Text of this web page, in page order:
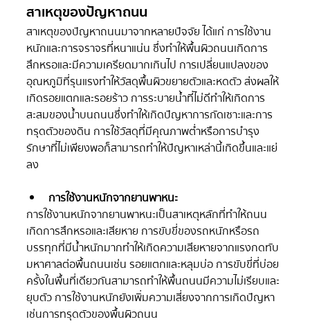
สาเหตุของปัญหาถนน
สาเหตุของปัญหาถนนมาจากหลายปัจจัย ได้แก่ การใช้งาน
หนักและการจราจรที่หนาแน่น ซึ่งทำให้พื้นผิวถนนเกิดการ
สึกหรอและมีความเครียดมากเกินไป การเปลี่ยนแปลงของ
อุณหภูมิที่รุนแรงทำให้วัสดุพื้นผิวขยายตัวและหดตัว ส่งผลให้
เกิดรอยแตกและรอยร้าว การระบายน้ำที่ไม่ดีทำให้เกิดการ
สะสมของน้ำบนถนนซึ่งทำให้เกิดปัญหาการกัดเซาะและการ
ทรุดตัวของดิน การใช้วัสดุที่มีคุณภาพต่ำหรือการบำรุง
รักษาที่ไม่เพียงพอก็สามารถทำให้ปัญหาเหล่านี้เกิดขึ้นและแย่
ลง
การใช้งานหนักจากยานพาหนะ
การใช้งานหนักจากยานพาหนะเป็นสาเหตุหลักที่ทำให้ถนน
เกิดการสึกหรอและเสียหาย การขับขี่ของรถหนักหรือรถ
บรรทุกที่มีน้ำหนักมากทำให้เกิดความเสียหายจากแรงกดทับ
มหาศาลต่อพื้นถนนเช่น รอยแตกและหลุมบ่อ การขับขี่ที่บ่อย
ครั้งในพื้นที่เดียวกันสามารถทำให้พื้นถนนมีความไม่เรียบและ
ยุบตัว การใช้งานหนักยังเพิ่มความเสี่ยงจากการเกิดปัญหา
เช่นการทรุดตัวของพื้นผิวถนน